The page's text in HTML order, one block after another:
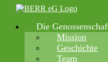
Zum
springen
Die
Mission
Geschichte
Team